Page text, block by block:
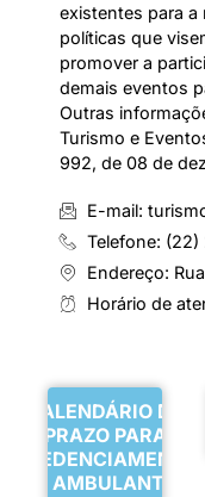
existentes para a
políticas que
promover a
demais eventos
Outras
Turismo e
992, de 08 de
E-mail:
Telefone:
Endereço:
Horário de
CALENDÁRIO DE
PRAZO PARA
CREDENCIAMENTO
DE AMBULANTES